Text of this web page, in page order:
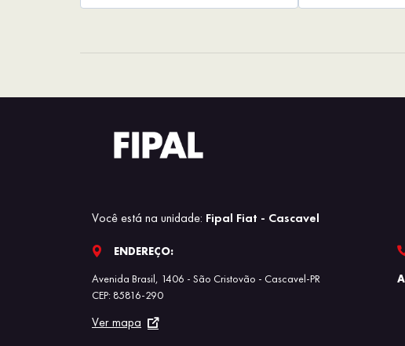
Você está na unidade: Fipal Fiat - Cascavel
ENDEREÇO:
Avenida Brasil, 1406 - São Cristovão - Cascavel-PR
CEP: 85816-290
Ver mapa